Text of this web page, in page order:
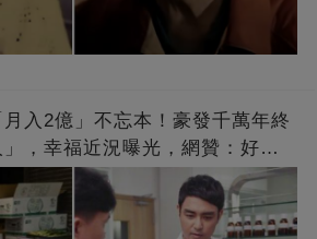
入2億」不忘本！豪發千萬年終
，幸福近況曝光，網贊：好老